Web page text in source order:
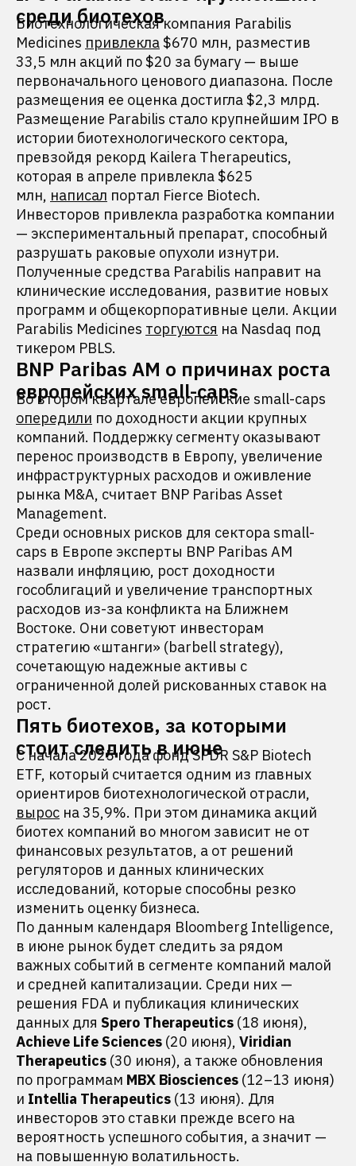
среди биотехов
Биотехнологическая компания Parabilis
Medicines привлекла$670 млн, разместив
33,5 млн акций по $20 за бумагу — выше
первоначального ценового диапазона. После
размещения ее оценка достигла $2,3 млрд.
Размещение Parabilis стало крупнейшим IPO в
истории биотехнологического сектора,
превзойдя рекорд Kailera Therapeutics,
которая в апреле привлекла $625
млн, написал портал Fierce Biotech.
Инвесторов привлекла разработка компании
— экспериментальный препарат, способный
разрушать раковые опухоли изнутри.
Полученные средства Parabilis направит на
клинические исследования, развитие новых
программ и общекорпоративные цели. Акции
Parabilis Medicines торгуются на Nasdaq под
тикером PBLS.
BNP Paribas AM о причинах роста
европейских small-caps
Во втором квартале европейские small-caps
опередили по доходности акции крупных
компаний. Поддержку сегменту оказывают
перенос производств в Европу, увеличение
инфраструктурных расходов и оживление
рынка M&A, считает BNP Paribas Asset
Management.
Среди основных рисков для сектора small-
caps в Европе эксперты BNP Paribas AM
назвали инфляцию, рост доходности
гособлигаций и увеличение транспортных
расходов из-за конфликта на Ближнем
Востоке. Они советуют инвесторам
стратегию «штанги» (barbell strategy),
сочетающую надежные активы с
ограниченной долей рискованных ставок на
рост.
Пять биотехов, за которыми
стоит следить в июне
С начала 2025 года фонд SPDR S&P Biotech
ETF, который считается одним из главных
ориентиров биотехнологической отрасли,
вырос на 35,9%. При этом динамика акций
биотех компаний во многом зависит не от
финансовых результатов, а от решений
регуляторов и данных клинических
исследований, которые способны резко
изменить оценку бизнеса.
По данным календаря Bloomberg Intelligence,
в июне рынок будет следить за рядом
важных событий в сегменте компаний малой
и средней капитализации. Среди них —
решения FDA и публикация клинических
данных для Spero Therapeutics (18 июня),
Achieve Life Sciences (20 июня), Viridian
Therapeutics (30 июня), а также обновления
по программам MBX Biosciences (12–13 июня)
и Intellia Therapeutics (13 июня). Для
инвесторов это ставки прежде всего на
вероятность успешного события, а значит —
на повышенную волатильность.